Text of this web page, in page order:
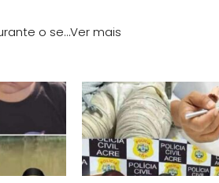
o se…Ver mais